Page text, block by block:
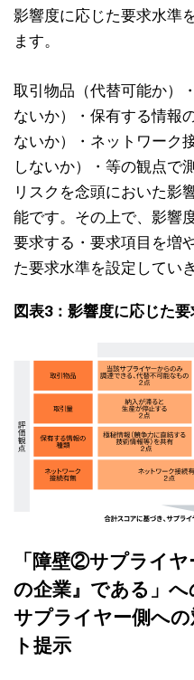
影響度に応じた要求水準
ます。
取引物品（代替可能か）
ないか）・保有する情報
ないか）・ネットワーク
しないか）・等の観点で
リスクを念頭においた影
能です。その上で、影響
要求する・要求項目を増
た要求水準を設定してい
図表3：影響度に応じた
「障壁②サプライ
の企業』である」
サプライヤー側へ
ト提示